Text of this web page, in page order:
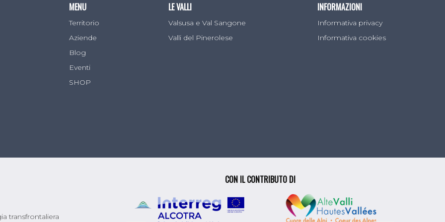
con questo nome. Ha origini savoiarde ed è prodotto sull’altopiano del Moncenisio, in
terminava una volta allontanato il proprietario. Si otteneva così un latte ricco di grassi da cui
stagionatura di grande pregio e molto apprezzati.
vaccino, ha pasta molle, di colore bianco paglierino o giallo, untuosa, con leggera
di Susa e in Alta Moriana, Savoia, prese questo nome poiché i valsusini che si recavano in
MENU
Territorio
Aziende
Blog
Eventi
SHOP
LE VALLI
Valsusa e Val Sangone
Valli del Pinerolese
INFORMAZIONI
Informativa privacy
Informativa cookies
transfrontaliera
CON IL CONTRIBUTO DI